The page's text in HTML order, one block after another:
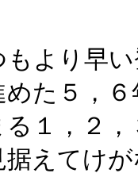
もより早
めた５，
る１，２
据えてけ